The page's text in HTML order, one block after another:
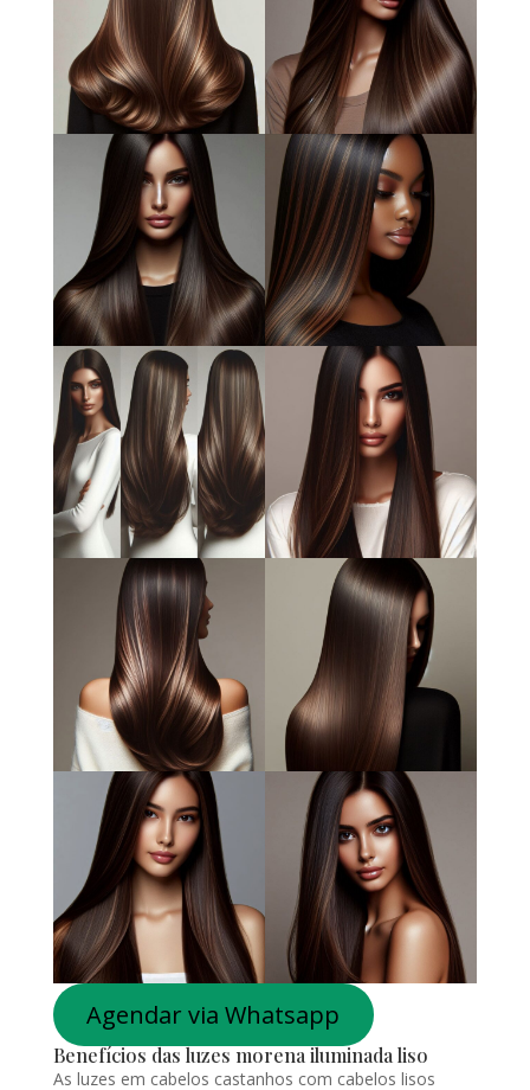
Agendar via Whatsapp
Benefícios das luzes morena iluminada liso
As luzes em cabelos castanhos com cabelos lisos